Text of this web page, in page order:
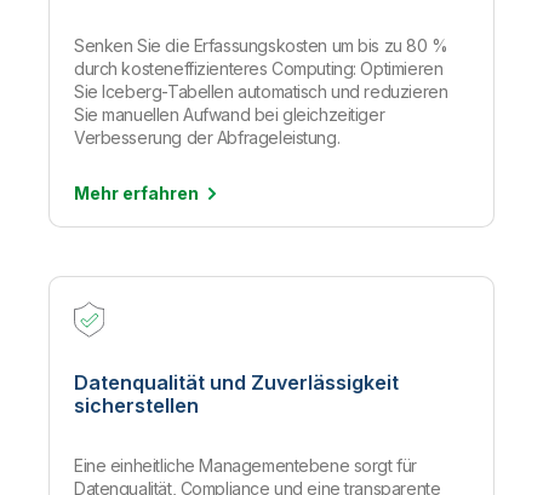
Senken Sie die Erfassungskosten um bis zu 80 %
durch kosteneffizienteres Computing: Optimieren
Sie Iceberg-Tabellen automatisch und reduzieren
Sie manuellen Aufwand bei gleichzeitiger
Verbesserung der Abfrageleistung.
Mehr erfahren
Datenqualität und Zuverlässigkeit
sicherstellen
Eine einheitliche Managementebene sorgt für
Datenqualität, Compliance und eine transparente